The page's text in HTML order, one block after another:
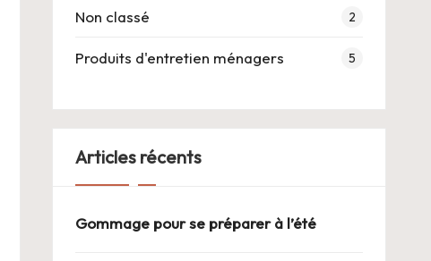
Non classé 2
Produits d'entretien ménagers 5
Articles récents
Gommage pour se préparer à l’été